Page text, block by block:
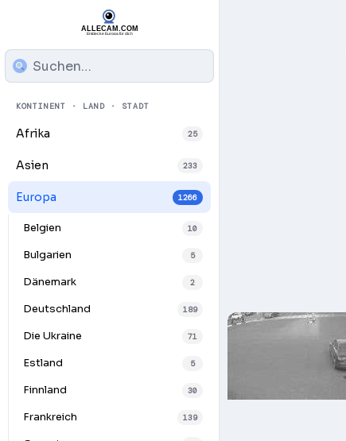
KONTINENT · LAND · STADT
Afrika 25
Asien 233
Europa 1266
Belgien 10
Bulgarien 5
Dänemark 2
Deutschland 189
Die Ukraine 71
Estland 5
Finnland 30
Frankreich 139